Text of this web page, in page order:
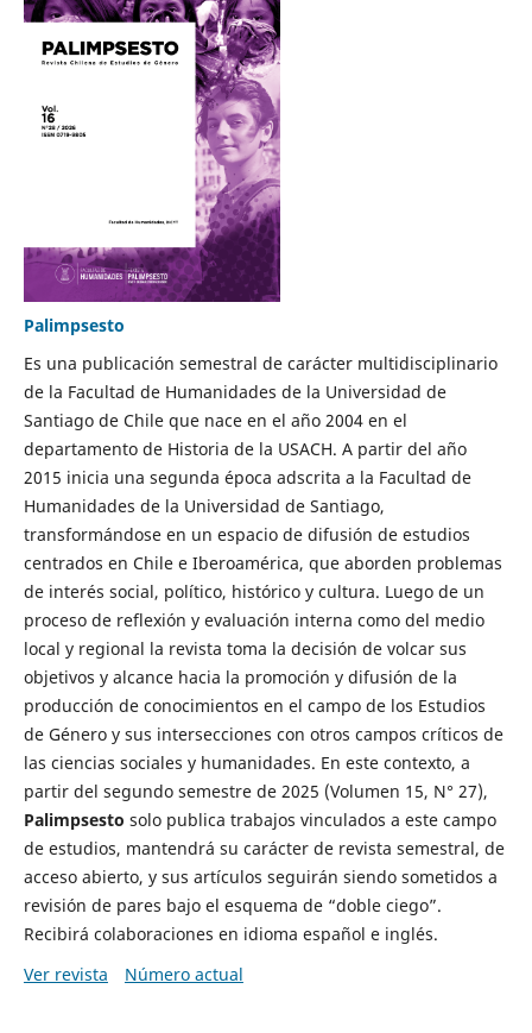
Palimpsesto
Es una publicación semestral de carácter multidisciplinario
de la Facultad de Humanidades de la Universidad de
Santiago de Chile que nace en el año 2004 en el
departamento de Historia de la USACH. A partir del año
2015 inicia una segunda época adscrita a la Facultad de
Humanidades de la Universidad de Santiago,
transformándose en un espacio de difusión de estudios
centrados en Chile e Iberoamérica, que aborden problemas
de interés social, político, histórico y cultura. Luego de un
proceso de reflexión y evaluación interna como del medio
local y regional la revista toma la decisión de volcar sus
objetivos y alcance hacia la promoción y difusión de la
producción de conocimientos en el campo de los Estudios
de Género y sus intersecciones con otros campos críticos de
las ciencias sociales y humanidades. En este contexto, a
partir del segundo semestre de 2025 (Volumen 15, N° 27),
Palimpsesto solo publica trabajos vinculados a este campo
de estudios, mantendrá su carácter de revista semestral, de
acceso abierto, y sus artículos seguirán siendo sometidos a
revisión de pares bajo el esquema de “doble ciego”.
Recibirá colaboraciones en idioma español e inglés.
Ver revista
Número actual